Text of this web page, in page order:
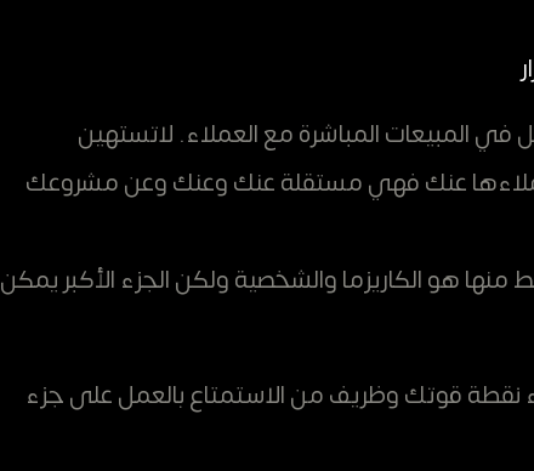
في المبيعات المباشرة مع العملاء. لاتستهين
عملاءها عنك فهي مستقلة عنك وعنك وعن مشروعك
هو الكاريزما والشخصية ولكن الجزء الأكبر يمكن
نقطة قوتك وظريف من الاستمتاع بالعمل على جزء